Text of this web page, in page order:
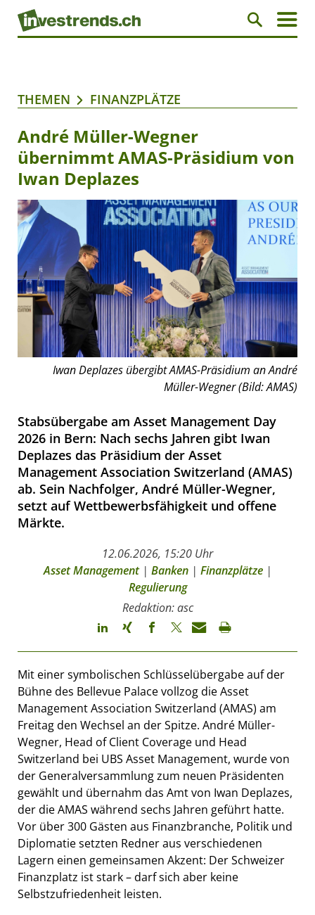
THEMEN FINANZPLÄTZE
André Müller-Wegner
übernimmt AMAS-Präsidium von
Iwan Deplazes
Iwan Deplazes übergibt AMAS-Präsidium an André
Müller-Wegner (Bild: AMAS)
Stabsübergabe am Asset Management Day
2026 in Bern: Nach sechs Jahren gibt Iwan
Deplazes das Präsidium der Asset
Management Association Switzerland (AMAS)
ab. Sein Nachfolger, André Müller-Wegner,
setzt auf Wettbewerbsfähigkeit und offene
Märkte.
12.06.2026, 15:20 Uhr
Asset Management| Banken| Finanzplätze|
Regulierung
Redaktion: asc
Mit einer symbolischen Schlüsselübergabe auf der
Bühne des Bellevue Palace vollzog die Asset
Management Association Switzerland (AMAS) am
Freitag den Wechsel an der Spitze. André Müller-
Wegner, Head of Client Coverage und Head
Switzerland bei UBS Asset Management, wurde von
der Generalversammlung zum neuen Präsidenten
gewählt und übernahm das Amt von Iwan Deplazes,
der die AMAS während sechs Jahren geführt hatte.
Vor über 300 Gästen aus Finanzbranche, Politik und
Diplomatie setzten Redner aus verschiedenen
Lagern einen gemeinsamen Akzent: Der Schweizer
Finanzplatz ist stark – darf sich aber keine
Selbstzufriedenheit leisten.